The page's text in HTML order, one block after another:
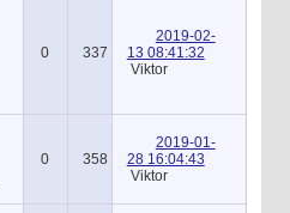
0 337
2019-02-
13 08:41:32
Viktor
0 358
2019-01-
28 16:04:43
Viktor